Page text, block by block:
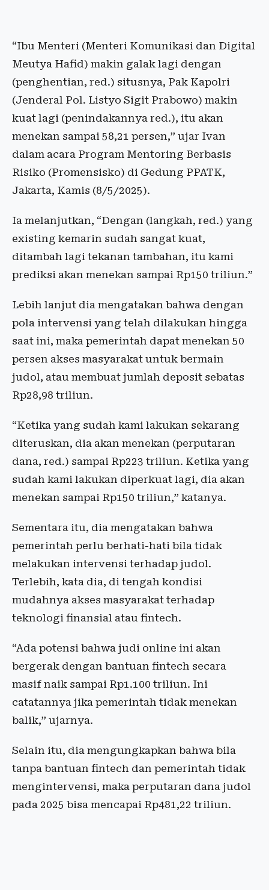
“Ibu Menteri (Menteri Komunikasi dan Digital
Meutya Hafid) makin galak lagi dengan
(penghentian, red.) situsnya, Pak Kapolri
(Jenderal Pol. Listyo Sigit Prabowo) makin
kuat lagi (penindakannya red.), itu akan
menekan sampai 58,21 persen,” ujar Ivan
dalam acara Program Mentoring Berbasis
Risiko (Promensisko) di Gedung PPATK,
Jakarta, Kamis (8/5/2025).
Ia melanjutkan, “Dengan (langkah, red.) yang
existing kemarin sudah sangat kuat,
ditambah lagi tekanan tambahan, itu kami
prediksi akan menekan sampai Rp150 triliun.”
Lebih lanjut dia mengatakan bahwa dengan
pola intervensi yang telah dilakukan hingga
saat ini, maka pemerintah dapat menekan 50
persen akses masyarakat untuk bermain
judol, atau membuat jumlah deposit sebatas
Rp28,98 triliun.
“Ketika yang sudah kami lakukan sekarang
diteruskan, dia akan menekan (perputaran
dana, red.) sampai Rp223 triliun. Ketika yang
sudah kami lakukan diperkuat lagi, dia akan
menekan sampai Rp150 triliun,” katanya.
Sementara itu, dia mengatakan bahwa
pemerintah perlu berhati-hati bila tidak
melakukan intervensi terhadap judol.
Terlebih, kata dia, di tengah kondisi
mudahnya akses masyarakat terhadap
teknologi finansial atau fintech.
“Ada potensi bahwa judi online ini akan
bergerak dengan bantuan fintech secara
masif naik sampai Rp1.100 triliun. Ini
catatannya jika pemerintah tidak menekan
balik,” ujarnya.
Selain itu, dia mengungkapkan bahwa bila
tanpa bantuan fintech dan pemerintah tidak
mengintervensi, maka perputaran dana judol
pada 2025 bisa mencapai Rp481,22 triliun.